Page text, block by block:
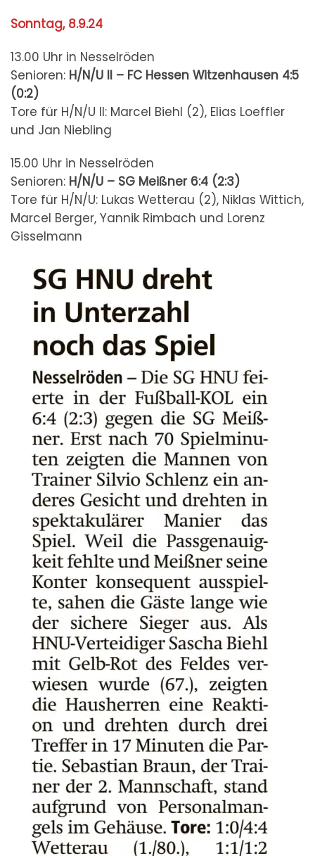
Sonntag, 8.9.24
13.00 Uhr in Nesselröden
Senioren: H/N/U II – FC Hessen Witzenhausen 4:5
(0:2)
Tore für H/N/U II: Marcel Biehl (2), Elias Loeffler
und Jan Niebling
15.00 Uhr in Nesselröden
Senioren: H/N/U – SG Meißner 6:4 (2:3)
Tore für H/N/U: Lukas Wetterau (2), Niklas Wittich,
Marcel Berger, Yannik Rimbach und Lorenz
Gisselmann